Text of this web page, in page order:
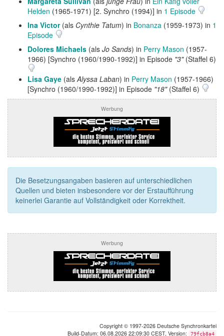
Helden (1965-1971) [2. Synchro (1994)] in 1 Episode
Ina Victor(als Cynthie Tatum) in Bonanza (1959-1973) in 1
Episode
Dolores Michaels (als Jo Sands) in Perry Mason (1957-
1966) [Synchro (1960/1990-1992)] in Episode "3"(Staffel 6)
Lisa Gaye (als Alyssa Laban) in Perry Mason (1957-1966)
[Synchro (1960/1990-1992)] in Episode "18"(Staffel 6)
Werbung
Die Besetzungsangaben basieren auf unterschiedlichen
Quellen und bieten insbesondere vor der Erstaufführung
keinerlei Garantie auf Vollständigkeit oder Korrektheit.
Werbung
Copyright © 1997-2026 Deutsche Synchronkartei
Build-Datum: 06.08.2026 22:09:30 CEST, Version:
79fcb8a4